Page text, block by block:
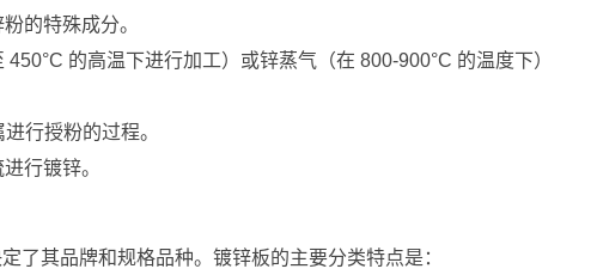
的特殊成分。
的高温下进行加工）或锌蒸气（在 800-900°C 的温度下）
行授粉的过程。
行镀锌。
了其品牌和规格品种。镀锌板的主要分类特点是：